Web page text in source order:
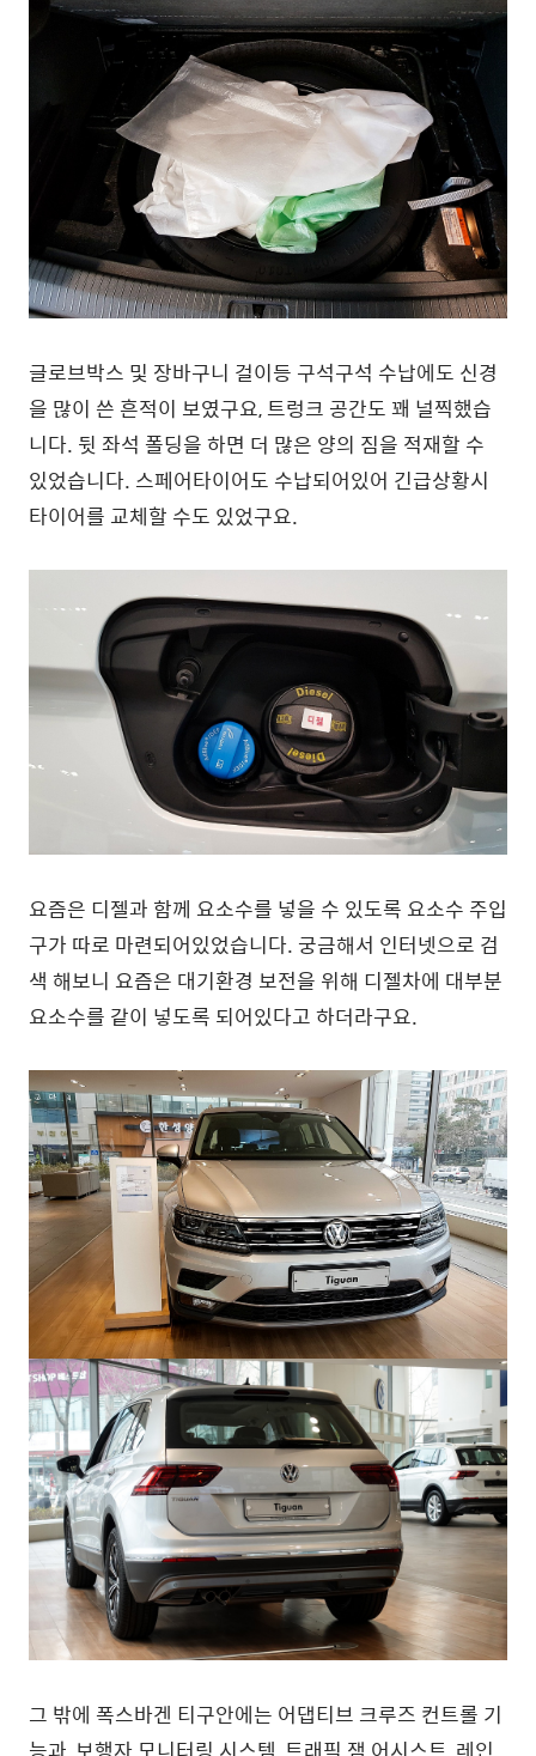
글로브박스 및 장바구니 걸이등 구석구석 수납에도 신경
을 많이 쓴 흔적이 보였구요, 트렁크 공간도 꽤 널찍했습
니다. 뒷 좌석 폴딩을 하면 더 많은 양의 짐을 적재할 수
있었습니다. 스페어타이어도 수납되어있어 긴급상황시
타이어를 교체할 수도 있었구요.
요즘은 디젤과 함께 요소수를 넣을 수 있도록 요소수 주입
구가 따로 마련되어있었습니다. 궁금해서 인터넷으로 검
색 해보니 요즘은 대기환경 보전을 위해 디젤차에 대부분
요소수를 같이 넣도록 되어있다고 하더라구요.
그 밖에 폭스바겐 티구안에는 어댑티브 크루즈 컨트롤 기